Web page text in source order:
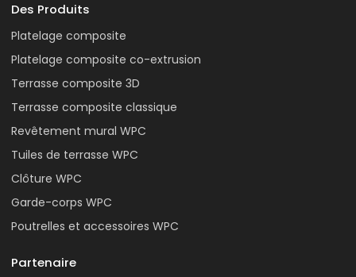
Des Produits
Platelage composite
Platelage composite co-extrusion
Terrasse composite 3D
Terrasse composite classique
Revêtement mural WPC
Tuiles de terrasse WPC
Clôture WPC
Garde-corps WPC
Poutrelles et accessoires WPC
Partenaire